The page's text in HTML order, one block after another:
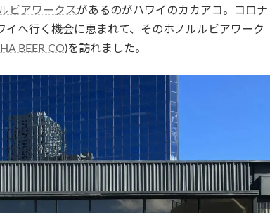
ビアワークスがあるのがハワイのカカアコ。コロナ
へ行く機会に恵まれて、そのホノルルビアワーク
BEER CO)を訪れました。